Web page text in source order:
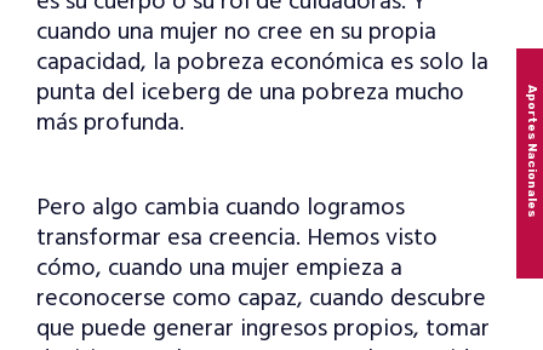
Aportes Nacionales
cuando una mujer no cree en su propia
capacidad, la pobreza económica es solo la
punta del iceberg de una pobreza mucho
más profunda.
Pero algo cambia cuando logramos
transformar esa creencia. Hemos visto
cómo, cuando una mujer empieza a
reconocerse como capaz, cuando descubre
que puede generar ingresos propios, tomar